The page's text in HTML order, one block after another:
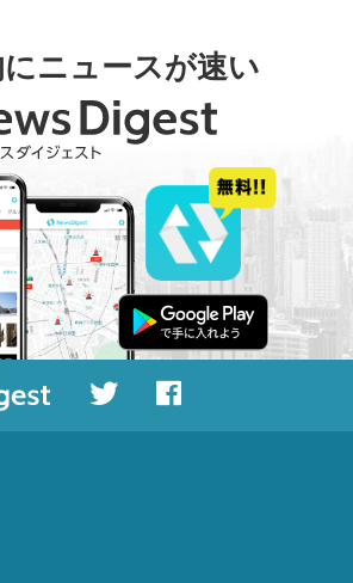
ニュースが速い